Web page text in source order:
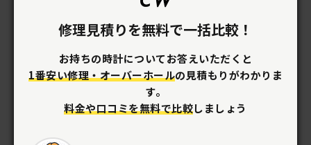
ファイルを選択
修理見積りを無料で一括比較！
お持ちの時計についてお答えいただくと
1番安い修理・オーバーホールの見積もりがわかりま
す。
料金や口コミを無料で比較しましょう